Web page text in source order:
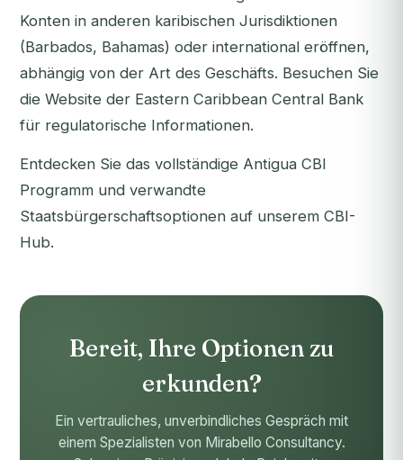
Konten in anderen karibischen Jurisdiktionen
(Barbados, Bahamas) oder international eröffnen,
abhängig von der Art des Geschäfts. Besuchen Sie
die Website der Eastern Caribbean Central Bank
für regulatorische Informationen.
Entdecken Sie das vollständige Antigua CBI
Programm und verwandte
Staatsbürgerschaftsoptionen auf unserem CBI-
Hub.
Bereit, Ihre Optionen zu
erkunden?
Ein vertrauliches, unverbindliches Gespräch mit
einem Spezialisten von Mirabello Consultancy.